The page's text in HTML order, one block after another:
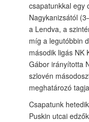
csapatunkkal egy
Nagykanizsától
a Lendva, a
míg a legutóbbin
második ligás NK
Gábor irányította
szlovén
meghatározó
Csapatunk
Puskin utcai